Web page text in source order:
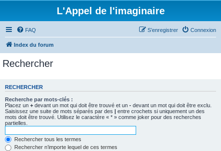
L'Appel de l'imaginaire
FAQ Connexion
S’enregistrer
Index du forum
Rechercher
RECHERCHER
Recherche par mots-clés :
Placez un + devant un mot qui doit être trouvé et un - devant un mot qui doit être exclu.
Saisissez une suite de mots séparés par des | entre crochets si uniquement un des
mots doit être trouvé. Utilisez le caractère « * » comme joker pour des recherches
partielles.
Rechercher tous les termes
Rechercher n’importe lequel de ces termes